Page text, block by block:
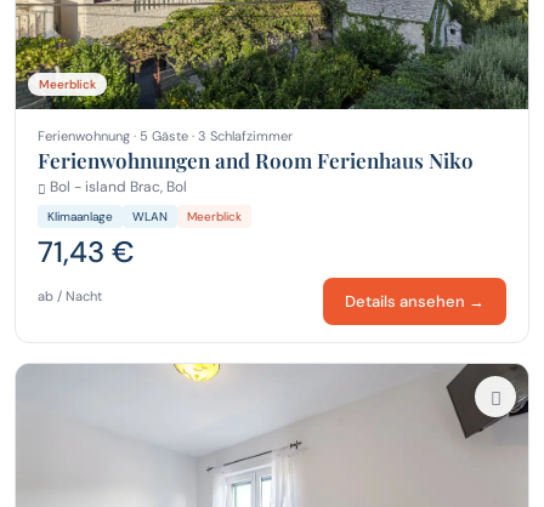
Meerblick
Ferienwohnung · 5 Gäste · 3 Schlafzimmer
Ferienwohnungen and Room Ferienhaus Niko
Bol - island Brac, Bol
Klimaanlage WLAN Meerblick
71,43 €
ab / Nacht Details ansehen →